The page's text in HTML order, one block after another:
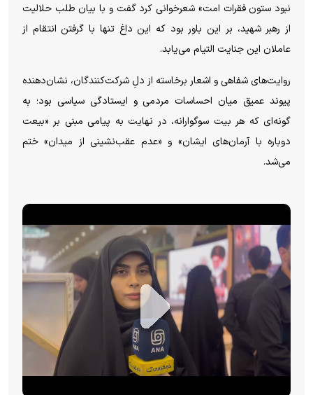
نبود ستون فقرات امت» شعرخوانی کرد گفت و با بیان طلب حلالیت
از رهبر شهید، بر این باور بود که این داغ تنها با گرفتن انتقام از
عاملان این جنایت التیام می‌یابد.
روایت‌های شفاهی و اشعار برخاسته از دلِ شرکت‌کنندگان، نشان‌دهنده
پیوند عمیق میان احساسات مردمی و ایستادگی سیاسی بود؛ به
گونه‌ای که هر بیت سوگوارانه، در نهایت به پیامی مبنی بر «بیعت
دوباره با آرمان‌های ایشان» و «عدم عقب‌نشینی از میدان» ختم
می‌شد.
P
l